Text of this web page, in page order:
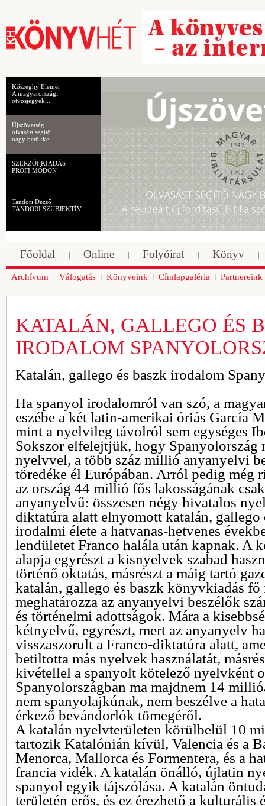
Kőszeghy Elemér
A magyarországi
ötvösjegyek...
Újszövetség
olvasást segítő
nagy betűkkel
SZERZŐI KIADÁS
PROFI MÓDON
Tandori Dezső
TANDORI SZUBJEKTÍV
Főoldal Online Folyóirat Könyv
Archívum Válogatás Könyveink Címlapgaléria Partnereink
KATALÁN, GALLEGO ÉS
IRODALOM
Katalán, gallego és baszk irodalom
Ha spanyol irodalomról van szó, a
eszébe a két latin-amerikai óriás García
mint a nyelvileg távolról sem egységes
Sokszor elfelejtjük, hogy Spanyolország
nyelvvel, a több száz millió anyanyelvi
töredéke él Európában. Arról pedig még
az ország 44 millió fős lakosságának
anyanyelvű: összesen négy hivatalos
diktatúra alatt elnyomott katalán, gallego
irodalmi élete a hatvanas-hetvenes
lendületet Franco halála után kapnak. A
alapja egyrészt a kisnyelvek szabad
történő oktatás, másrészt a máig tartó
katalán, gallego és baszk könyvkiadás fő
meghatározza az anyanyelvi beszélők
és történelmi adottságok. Mára a
kétnyelvű, egyrészt, mert az anyanyelv
visszaszorult a Franco-diktatúra alatt,
betiltotta más nyelvek használatát,
kivétellel a spanyolt kötelező nyelvként
Spanyolországban ma majdnem 14
nem spanyolajkúnak, nem beszélve a
érkező bevándorlók tömegéről.
A katalán nyelvterületen körülbelül 10
tartozik Katalónián kívül, Valencia és a
Menorca, Mallorca és Formentera, és a
francia vidék. A katalán önálló, újlatin
spanyol egyik tájszólása. A katalán
területén erős, és ez érezhető a kulturális